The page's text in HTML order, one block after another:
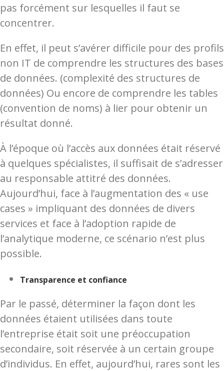
pas forcément sur lesquelles il faut se
concentrer.
En effet, il peut s’avérer difficile pour des profils
non IT de comprendre les structures des bases
de données. (complexité des structures de
données) Ou encore de comprendre les tables
(convention de noms) à lier pour obtenir un
résultat donné.
À l’époque où l’accès aux données était réservé
à quelques spécialistes, il suffisait de s’adresser
au responsable attitré des données.
Aujourd’hui, face à l’augmentation des « use
cases » impliquant des données de divers
services et face à l’adoption rapide de
l’analytique moderne, ce scénario n’est plus
possible.
Transparence et confiance
Par le passé, déterminer la façon dont les
données étaient utilisées dans toute
l’entreprise était soit une préoccupation
secondaire, soit réservée à un certain groupe
d’individus. En effet, aujourd’hui, rares sont les